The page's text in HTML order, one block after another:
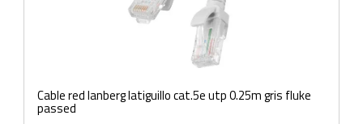
Cable red lanberg latiguillo cat.5e utp 0.25m gris fluke
passed